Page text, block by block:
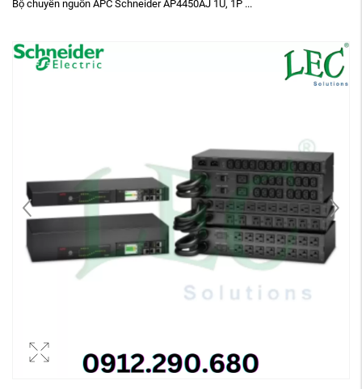
Bộ chuyển nguồn APC Schneider AP4450AJ 1U, 1P ...